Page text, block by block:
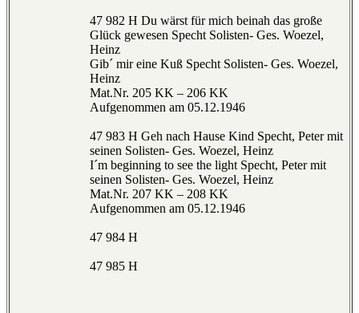
47 982 H Du wärst für mich beinah das große
Glück gewesen Specht Solisten- Ges. Woezel,
Heinz
Gib´ mir eine Kuß Specht Solisten- Ges. Woezel,
Heinz
Mat.Nr. 205 KK – 206 KK
Aufgenommen am 05.12.1946
47 983 H Geh nach Hause Kind Specht, Peter mit
seinen Solisten- Ges. Woezel, Heinz
I´m beginning to see the light Specht, Peter mit
seinen Solisten- Ges. Woezel, Heinz
Mat.Nr. 207 KK – 208 KK
Aufgenommen am 05.12.1946
47 984 H
47 985 H